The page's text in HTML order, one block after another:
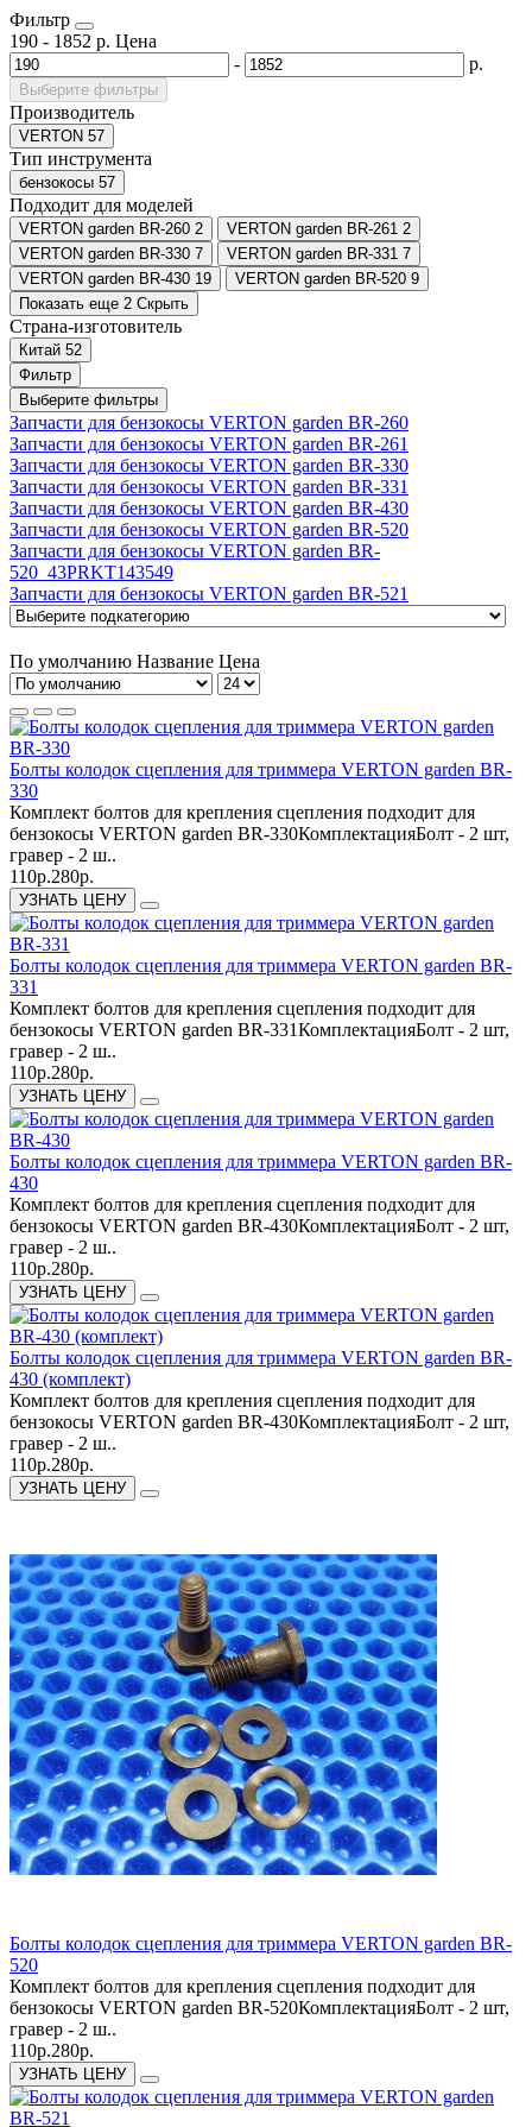
Фильтр
190 - 1852 р. Цена
-
р.
Выберите фильтры
Производитель
VERTON 57
Тип инструмента
бензокосы 57
Подходит для моделей
VERTON garden BR-260 2 VERTON garden BR-261 2
VERTON garden BR-330 7 VERTON garden BR-331 7
VERTON garden BR-430 19 VERTON garden BR-520 9
Показать еще 2 Скрыть
Страна-изготовитель
Китай 52
Фильтр
Выберите фильтры
Запчасти для бензокосы VERTON garden BR-260
Запчасти для бензокосы VERTON garden BR-261
Запчасти для бензокосы VERTON garden BR-330
Запчасти для бензокосы VERTON garden BR-331
Запчасти для бензокосы VERTON garden BR-430
Запчасти для бензокосы VERTON garden BR-520
Запчасти для бензокосы VERTON garden BR-
520_43PRKT143549
Запчасти для бензокосы VERTON garden BR-521
По умолчанию Название Цена
Болты колодок сцепления для триммера VERTON garden BR-
330
Комплект болтов для крепления сцепления подходит для
бензокосы VERTON garden BR-330КомплектацияБолт - 2 шт,
гравер - 2 ш..
110р.280р.
УЗНАТЬ ЦЕНУ
Болты колодок сцепления для триммера VERTON garden BR-
331
Комплект болтов для крепления сцепления подходит для
бензокосы VERTON garden BR-331КомплектацияБолт - 2 шт,
гравер - 2 ш..
110р.280р.
УЗНАТЬ ЦЕНУ
Болты колодок сцепления для триммера VERTON garden BR-
430
Комплект болтов для крепления сцепления подходит для
бензокосы VERTON garden BR-430КомплектацияБолт - 2 шт,
гравер - 2 ш..
110р.280р.
УЗНАТЬ ЦЕНУ
Болты колодок сцепления для триммера VERTON garden BR-
430 (комплект)
Комплект болтов для крепления сцепления подходит для
бензокосы VERTON garden BR-430КомплектацияБолт - 2 шт,
гравер - 2 ш..
110р.280р.
УЗНАТЬ ЦЕНУ
Болты колодок сцепления для триммера VERTON garden BR-
520
Комплект болтов для крепления сцепления подходит для
бензокосы VERTON garden BR-520КомплектацияБолт - 2 шт,
гравер - 2 ш..
110р.280р.
УЗНАТЬ ЦЕНУ